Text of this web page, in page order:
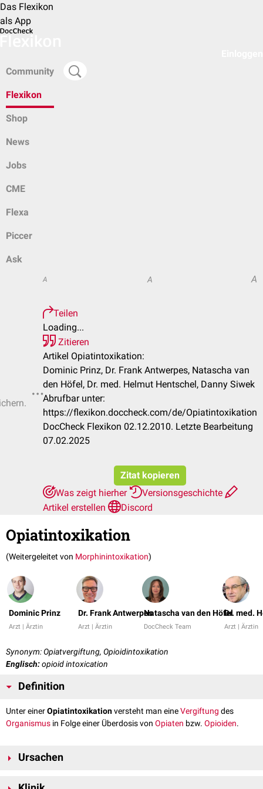
Das Flexikon
als App
Community
Flexikon
Shop
News
Jobs
CME
Flexa
Piccer
Ask
A A A
Teilen
Loading...
Zitieren
Artikel Opiatintoxikation:
Dominic Prinz, Dr. Frank Antwerpes, Natascha van
den Höfel, Dr. med. Helmut Hentschel, Danny Siwek
Abrufbar unter:
https://flexikon.doccheck.com/de/Opiatintoxikation
DocCheck Flexikon 02.12.2010. Letzte Bearbeitung
07.02.2025
Zitat kopieren
Was zeigt hierher
Versionsgeschichte
Artikel erstellen
Discord
Opiatintoxikation
(Weitergeleitet von Morphinintoxikation)
Dominic Prinz
Arzt | Ärztin
Dr. Frank Antwerpes
Arzt | Ärztin
Natascha van den Höfel
DocCheck Team
Dr. med.
Arzt | Ärztin
Synonym: Opiatvergiftung, Opioidintoxikation
Englisch:opioid intoxication
Definition
Unter einerOpiatintoxikationversteht man eineVergiftung des
Organismus in Folge einer Überdosis von Opiaten bzw. Opioiden.
Ursachen